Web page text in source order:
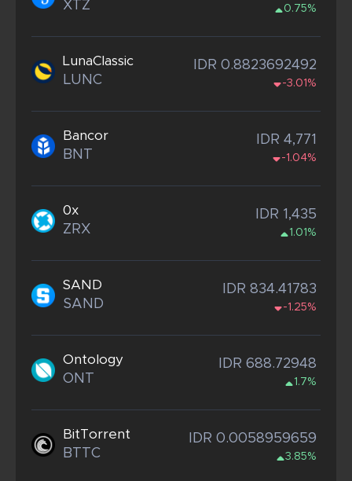
XTZ 0.75%
LunaClassic
LUNC
IDR 0.8823692492
-3.01%
Bancor
BNT
IDR 4,771
-1.04%
0x
ZRX
IDR 1,435
1.01%
SAND
SAND
IDR 834.41783
-1.25%
Ontology
ONT
IDR 688.72948
1.7%
BitTorrent
BTTC
IDR 0.0058959659
3.85%